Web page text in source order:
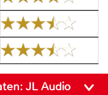
JL Audio